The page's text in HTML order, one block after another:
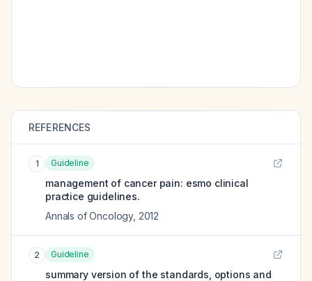
REFERENCES
1 Guideline
management of cancer pain: esmo clinical
practice guidelines.
Annals of Oncology, 2012
2 Guideline
summary version of the standards, options and